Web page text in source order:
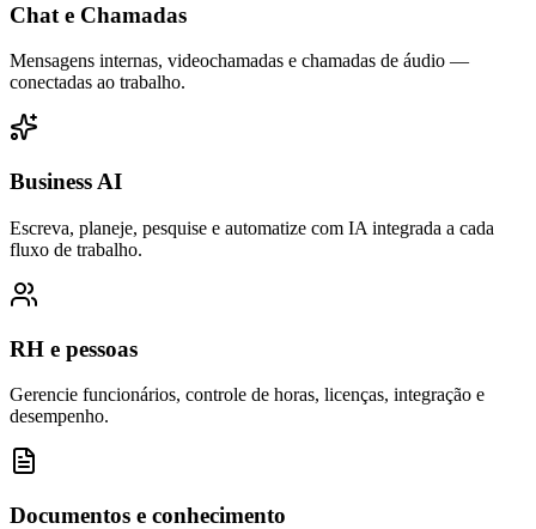
Chat e Chamadas
Mensagens internas, videochamadas e chamadas de áudio —
conectadas ao trabalho.
Business AI
Escreva, planeje, pesquise e automatize com IA integrada a cada
fluxo de trabalho.
RH e pessoas
Gerencie funcionários, controle de horas, licenças, integração e
desempenho.
Documentos e conhecimento